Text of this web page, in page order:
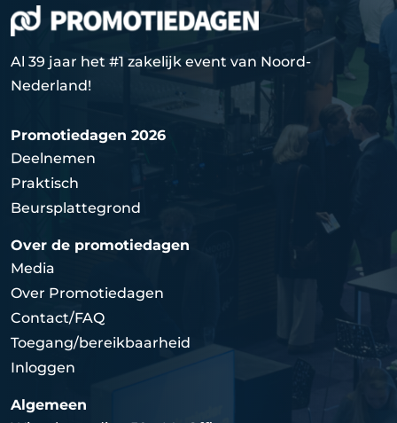
Al 39 jaar het #1 zakelijk event van Noord-
Nederland!
Promotiedagen 2026
Deelnemen
Praktisch
Beursplattegrond
Over de promotiedagen
Media
Over Promotiedagen
Contact/FAQ
Toegang/bereikbaarheid
Inloggen
Algemeen